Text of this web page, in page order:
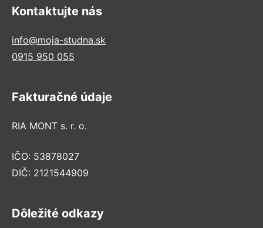
Kontaktujte nás
info@moja-studna.sk
0915 950 055
Fakturačné údaje
RIA MONT s. r. o.
IČO: 53878027
DIČ: 2121544909
Dôležité odkazy